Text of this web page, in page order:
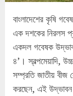
বাংলাদেশের কৃষি
এক দশকের নিরলস
একদল গবেষক
৪’। স্বল্পমেয়াদি,
সম্প্রতি জাতীয় বীজ
করছেন, এই উদ্ভাবন